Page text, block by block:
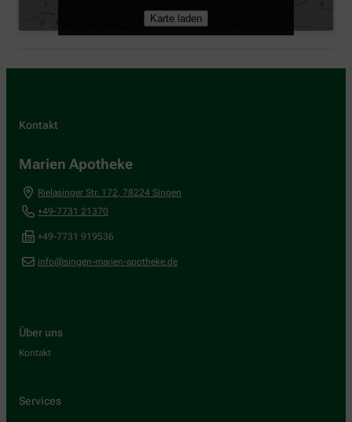
Karte laden
Kontakt
Marien Apotheke
Rielasinger Str. 172, 78224 Singen
+49-7731 21370
+49-7731 919536
info@singen-marien-apotheke.de
Über uns
Kontakt
Services